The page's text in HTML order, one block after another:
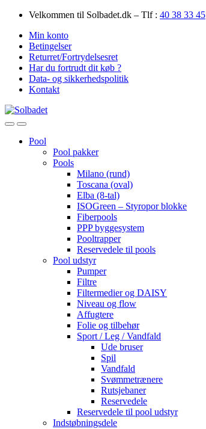
Skip
navigation
Skip
content
Velkommen til Solbadet.dk – Tlf : 40 38 33 45
Min konto
Betingelser
Returret/Fortrydelsesret
Har du fortrudt dit køb ?
Data- og sikkerhedspolitik
Kontakt
OpenClose
Pool
Pool pakker
Pools
Milano (rund)
Toscana (oval)
Elba (8-tal)
ISOGreen – Styropor blokke
Fiberpools
PPP byggesystem
Pooltrapper
Reservedele til pools
Pool udstyr
Pumper
Filtre
Filtermedier og DAISY
Niveau og flow
Affugtere
Folie og tilbehør
Sport / Leg / Vandfald
Ude bruser
Spil
Vandfald
Svømmetrænere
Rutsjebaner
Reservedele
Reservedele til pool udstyr
Indstøbningsdele